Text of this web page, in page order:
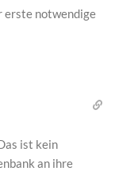
erste notwendige
ist kein
an ihre